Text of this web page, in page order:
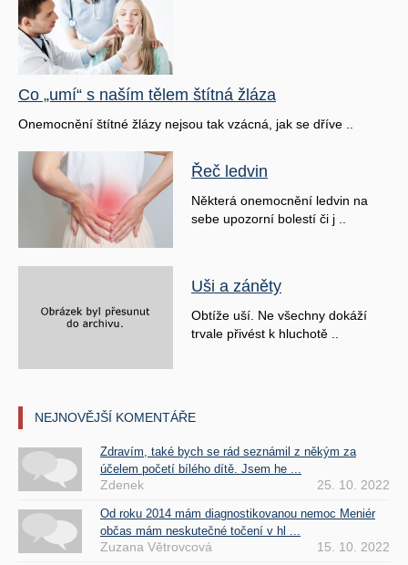
Co „umí“ s naším tělem štítná žláza
Onemocnění štítné žlázy nejsou tak vzácná, jak se dříve ..
Řeč ledvin
Některá onemocnění ledvin na
sebe upozorní bolestí či j ..
Uši a záněty
Obtíže uší. Ne všechny dokáží
trvale přivést k hluchotě ..
NEJNOVĚJŠÍ KOMENTÁŘE
Zdravím, také bych se rád seznámil z někým za
účelem početí bílého dítě. Jsem he ...
Zdenek 25. 10. 2022
Od roku 2014 mám diagnostikovanou nemoc Meniér
občas mám neskutečné točení v hl ...
Zuzana Větrovcová 15. 10. 2022